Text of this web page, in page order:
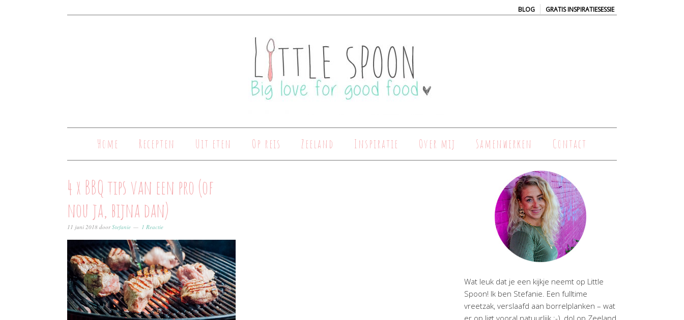
BLOG | GRATIS INSPIRATIESESSIE
Home Recepten Uit eten Op reis Zeeland Inspiratie Over mij Samenwerken Contact
4 x BBQ tips van een pro (of
nou ja, bijna dan)
11 juni 2018 doorStefanie 1 Reactie
Wat leuk dat je een kijkje neemt op Little
Spoon! Ik ben Stefanie. Een fulltime
vreetzak, verslaafd aan borrelplanken – wat
er op ligt vooral natuurlijk ;-), dol op Zeeland